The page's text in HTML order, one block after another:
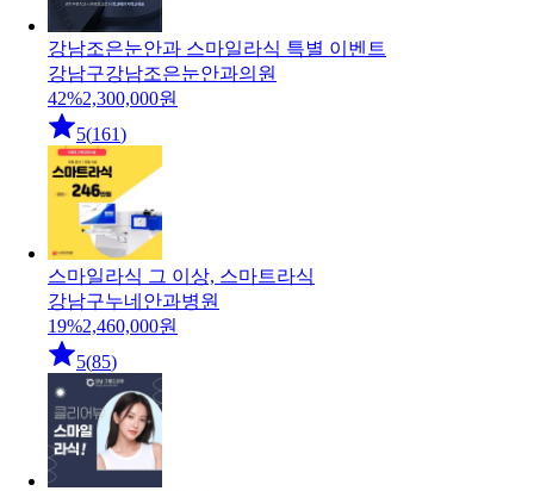
강남조은눈안과 스마일라식 특별 이벤트
강남구강남조은눈안과의원
42%2,300,000원
5(161)
스마일라식 그 이상, 스마트라식
강남구누네안과병원
19%2,460,000원
5(85)